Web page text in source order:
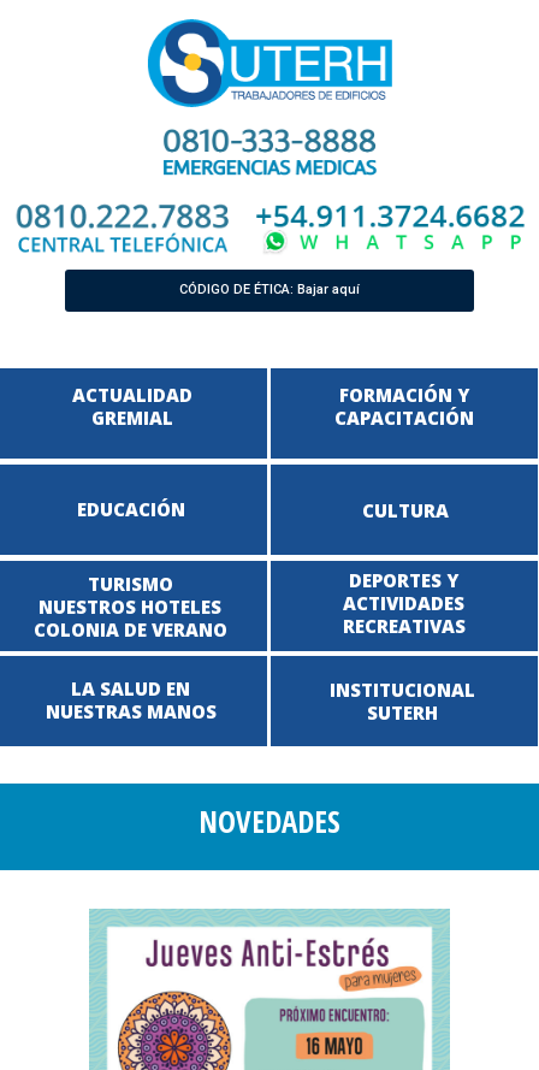
CÓDIGO DE ÉTICA: Bajar aquí
ACTUALIDAD
GREMIAL
EDUCACIÓN CULTURA
TURISMO
NUESTROS HOTELES
COLONIA DE VERANO
DEPORTES Y
ACTIVIDADES
RECREATIVAS
LA SALUD EN
NUESTRAS MANOS
INSTITUCIONAL
SUTERH
FORMACIÓN Y
CAPACITACIÓN
NOVEDADES